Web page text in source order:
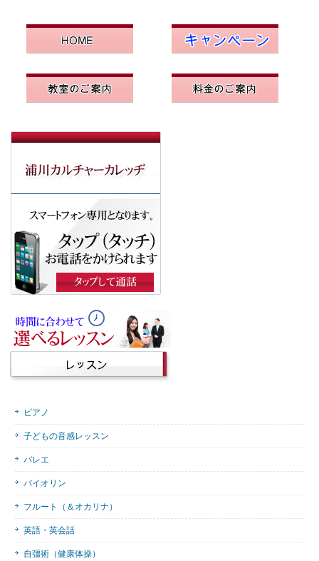
ピアノ
子どもの音感レッスン
バレエ
バイオリン
フルート（＆オカリナ）
英語・英会話
自彊術（健康体操）